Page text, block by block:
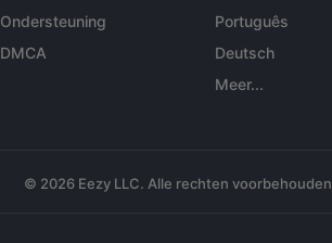
Ondersteuning
DMCA
Português
Deutsch
Meer...
© 2026 Eezy LLC. Alle rechten voorbehouden